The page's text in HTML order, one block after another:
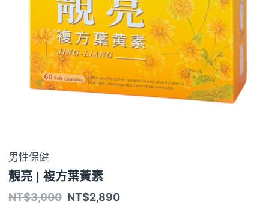
男性保健
靚亮 | 複方葉黃素
NT$3,000 NT$2,890